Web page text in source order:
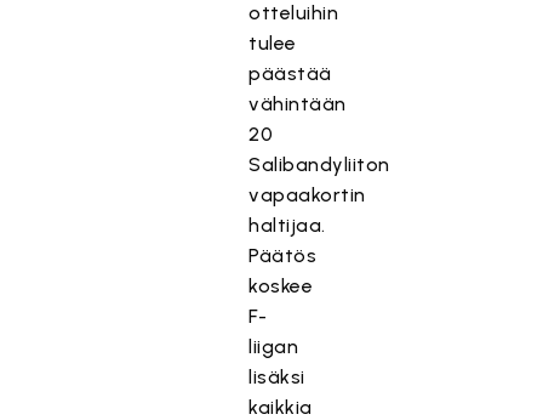
otteluihin
tulee
päästää
vähintään
20
Salibandyliiton
vapaakortin
haltijaa.
Päätös
koskee
F-
liigan
lisäksi
kaikkia